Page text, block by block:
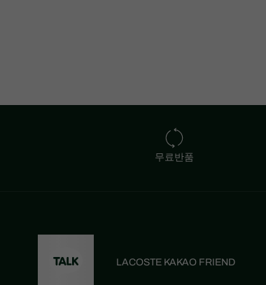
무료반품
LACOSTE KAKAO FRIEND